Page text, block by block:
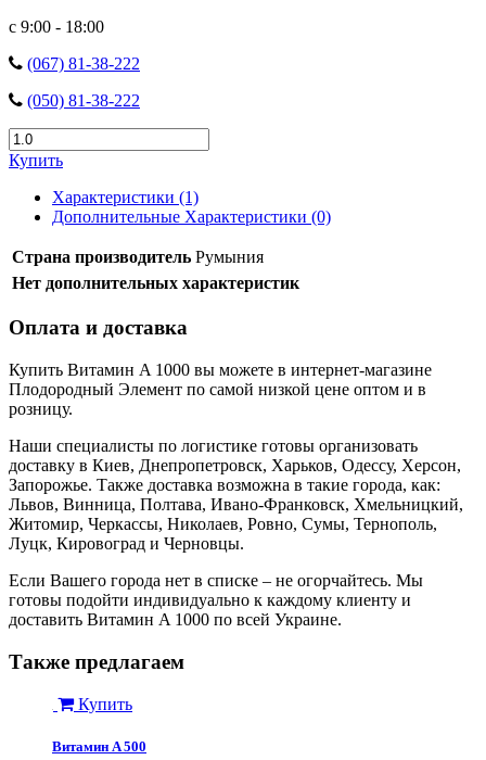
с 9:00 - 18:00
(067) 81-38-222
(050) 81-38-222
Купить
Характеристики (1)
Дополнительные Характеристики (0)
Страна производитель Румыния
Нет дополнительных характеристик
Оплата и доставка
Купить Витамин A 1000 вы можете в интернет-магазине
Плодородный Элемент по самой низкой цене оптом и в
розницу.
Наши специалисты по логистике готовы организовать
доставку в Киев, Днепропетровск, Харьков, Одессу, Херсон,
Запорожье. Также доставка возможна в такие города, как:
Львов, Винница, Полтава, Ивано-Франковск, Хмельницкий,
Житомир, Черкассы, Николаев, Ровно, Сумы, Тернополь,
Луцк, Кировоград и Черновцы.
Если Вашего города нет в списке – не огорчайтесь. Мы
готовы подойти индивидуально к каждому клиенту и
доставить Витамин A 1000 по всей Украине.
Также предлагаем
Купить
Витамин A 500